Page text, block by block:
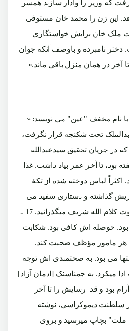
که وزیر را وادار سازند همسر
این زن را محمد خان مستوفی
ملک خان برایش خواستگاری
دختر نامبرده و باوصف آنکه جوان
آخر در همان منزل باقی ماند.»
نام مخفف "عین" می نویسد: «
تحت شکنجه قرار نگرفت،
در جریان تحقیق سیدعبدالله
بود، تا آخر عمر بیاد داشت. غذا
لباس دوخته شده از تکۀ
گذاشته و دستاری سفید می
بست و وقتش را به تلاوت کلام الله شریف میگذرانید. 17 ـ
بود. حوصله اش کافی بود. شکایت
هر مامور مؤظف صحبت کند.
می بود. به صحتمندی اش توجه
میکرد. به جمناستک [ادمان آزاد]
بود و قد رسایش را تا آخر
سلطنت دیموکراسی، نوشته
ملت" بچاپ میرسید و بروی